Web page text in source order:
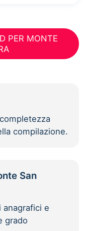
PER MONTE
compilazione.
San
anagrafici e
grado